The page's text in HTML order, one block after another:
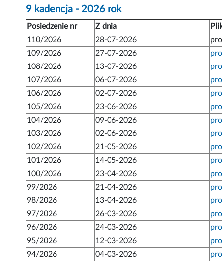
9 kadencja - 2026 rok
Posiedzenie nr Z dnia
110/2026
28-07-2026
109/2026
27-07-2026
108/2026
13-07-2026
107/2026
06-07-2026
106/2026
02-07-2026
105/2026
23-06-2026
104/2026
09-06-2026
103/2026
02-06-2026
102/2026
21-05-2026
101/2026
14-05-2026
100/2026
23-04-2026
99/2026
21-04-2026
98/2026
13-04-2026
97/2026
26-03-2026
96/2026
24-03-2026
95/2026
12-03-2026
94/2026
04-03-2026